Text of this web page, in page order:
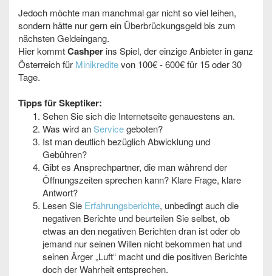
Jedoch möchte man manchmal gar nicht so viel leihen,
sondern hätte nur gern ein Überbrückungsgeld bis zum
nächsten Geldeingang.
Hier kommtCashper ins Spiel, der einzige Anbieter in ganz
Österreich für Minikreditevon 100€ - 600€ für 15 oder 30
Tage.
Tipps für Skeptiker:
Sehen Sie sich die Internetseite genauestens an.
Was wird anServicegeboten?
Ist man deutlich bezüglich Abwicklung und
Gebühren?
Gibt es Ansprechpartner, die man während der
Öffnungszeiten sprechen kann? Klare Frage, klare
Antwort?
Lesen Sie Erfahrungsberichte, unbedingt auch die
negativen Berichte und beurteilen Sie selbst, ob
etwas an den negativen Berichten dran ist oder ob
jemand nur seinen Willen nicht bekommen hat und
seinen Ärger „Luft“ macht und die positiven Berichte
doch der Wahrheit entsprechen.